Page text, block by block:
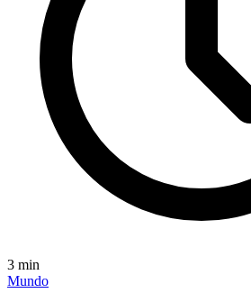
3 min
Mundo